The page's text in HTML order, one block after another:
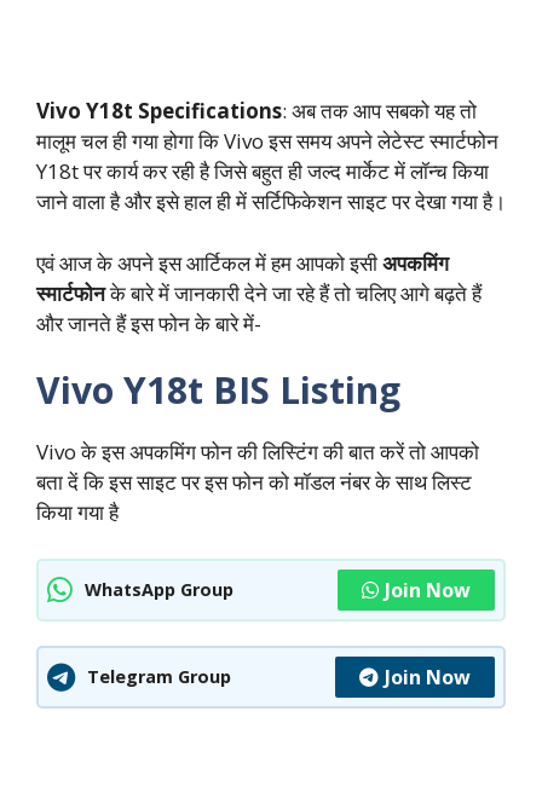
Vivo Y18t Specifications: अब तक आप सबको यह तो
मालूम चल ही गया होगा कि Vivo इस समय अपने लेटेस्ट स्मार्टफोन
Y18t पर कार्य कर रही है जिसे बहुत ही जल्द मार्केट में लॉन्च किया
जाने वाला है और इसे हाल ही में सर्टिफिकेशन साइट पर देखा गया है।
एवं आज के अपने इस आर्टिकल में हम आपको इसीअपकमिंग
स्मार्टफोनके बारे में जानकारी देने जा रहे हैं तो चलिए आगे बढ़ते हैं
और जानते हैं इस फोन के बारे में-
Vivo Y18t BIS Listing
Vivo के इस अपकमिंग फोन की लिस्टिंग की बात करें तो आपको
बता दें कि इस साइट पर इस फोन को मॉडल नंबर के साथ लिस्ट
किया गया है
WhatsApp Group Join Now
Telegram Group Join Now